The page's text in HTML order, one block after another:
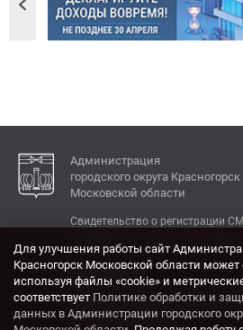
Администрация
городского округа Красногорск
Московской области
Свидетельство о регистрации
КОНТАКТЫ
Адрес: 143404, Московская
ул. Ленина, дом 4.
Для улучшения работы сайт
Красногорск Московской области
используя файлы «cookie» и
соответствует Политике обработки и
данных в Администрации городского